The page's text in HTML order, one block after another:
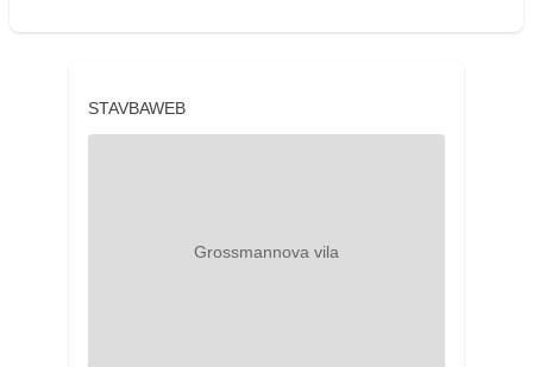
STAVBAWEB